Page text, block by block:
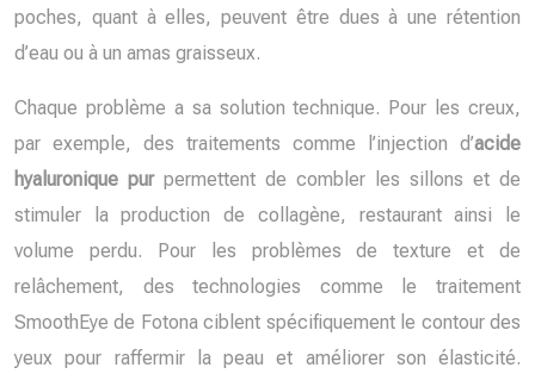
poches, quant à elles, peuvent être dues à une rétention
d’eau ou à un amas graisseux.
Chaque problème a sa solution technique. Pour les creux,
par exemple, des traitements comme l’injection d’acide
hyaluronique purpermettent de combler les sillons et de
stimuler la production de collagène, restaurant ainsi le
volume perdu. Pour les problèmes de texture et de
relâchement, des technologies comme le traitement
SmoothEye de Fotona ciblent spécifiquement le contour des
yeux pour raffermir la peau et améliorer son élasticité.